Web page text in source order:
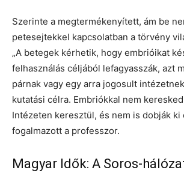
Szerinte a megtermékenyített, ám be
petesejtekkel kapcsolatban a törvény
„A betegek kérhetik, hogy embriói­kat
felhasználás céljából lefagyasszák, azt
párnak vagy egy arra jogosult
kutatási célra. Emb­riókkal nem
Intézeten keresztül, és nem is dobják ki
fogalmazott a professzor.
Magyar Idők: A Soros-